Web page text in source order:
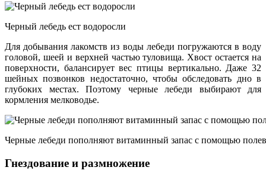
Черный лебедь ест водоросли
Для добывания лакомств из воды лебеди погружаются в воду
головой, шеей и верхней частью туловища. Хвост остается на
поверхности, балансирует вес птицы вертикально. Даже 32
шейных позвонков недостаточно, чтобы обследовать дно в
глубоких местах. Поэтому черные лебеди выбирают для
кормления мелководье.
Черные лебеди пополняют витаминный запас с помощью
Гнездование и размножение